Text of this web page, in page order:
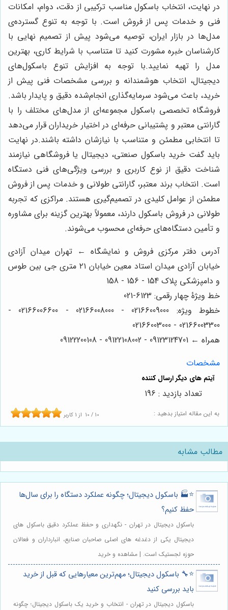
در نهایت، انتخاب باسکول مناسب ترکیبی از دقت، دوام، امکانات
فنی و خدمات پس از فروش است. با توجه به تنوع گسترده‌ی
مدل‌ها در بازار ایران، توصیه می‌شود پیش از تصمیم نهایی با
کارشناسان خبره مشورت کنید تا متناسب با شرایط کاری، بهترین
مدل را تهیه نمایید.با توجه به افزایش تنوع باسکول‌های
دیجیتال، انتخاب هوشمندانه و بررسی مشخصات فنی پیش از
خرید، باعث می‌شود سرمایه‌گذاری انجام‌شده دقیق و پایدار باشد.
فروشگاه تخصصی باسکول مجموعه‌ای از مدل‌های مختلف را با
گارانتی معتبر و پشتیبانی حرفه‌ای در اختیار خریداران قرار می‌دهد
تا انتخابی مطمئن و متناسب با نیازشان داشته باشند.در نهایت
باید گفت خرید باسکول صنعتی، دیجیتال یا فروشگاهی نیازمند
شناخت دقیق از نوع کاربری و بررسی ویژگی‌های فنی دستگاه
است. انتخاب برند معتبر، گارانتی طولانی و خدمات پس از فروش
مطمئن از عوامل کلیدی در تصمیم‌گیری هستند. مراکزی که تجربه
طولانی در فروش باسکول دارند، معمولاً بهترین گزینه برای مشاوره
و تأمین دستگاه‌های حرفه‌ای محسوب می‌شوند.
آدرس دفتر مرکزی فروش و نمایشگاه ← تهران میدان آزادی
خیابان آزادی میدان استاد معین خیابان ۲۱ متری جی بین طوس
و دامپزشکی پلاک 154 - 156 - 158
خط ویژۀ چهار رقمی: 6123-021
خطوط ویژه: 02166009000 - 02166008000 - 02166006600 -
02166003300 - 02166003000
همراه ← 09123124701 - 09122108002 - 09122200108
مشخصات
به این مقاله امتیاز بدهید : 10 / 10 از 1 کاربر
تعداد بازدید : 196
مطالب مشابه
⭐️🏭 باسکول دیجیتال؛ چگونه عملکرد دستگاه را برای سال‌ها
حفظ کنیم؟
باسکول دیجیتال در تهران - نگهداری و حفظ عملکرد دقیق باسکول های
دیجیتال یکی از دغدغه های اصلی صاحبان صنایع، انبارداران و فعالان
حوزه لجستیک است. | مشاهده و خرید
⭐️🔧 باسکول دیجیتال؛ مهم‌ترین معیارهایی که قبل از خرید
باید بررسی کنید
باسکول دیجیتال در تهران - انتخاب و خرید یک باسکول دیجیتال؛ چگونه